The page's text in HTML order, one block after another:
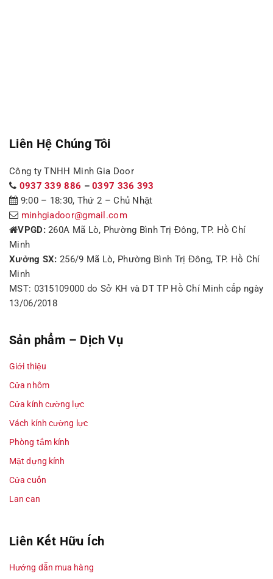
Liên Hệ Chúng Tôi
Công ty TNHH Minh Gia Door
0937 339 886 –0397 336 393
9:00 – 18:30, Thứ 2 – Chủ Nhật
minhgiadoor@gmail.com
VPGD:260A Mã Lò, Phường Bình Trị Đông, TP. Hồ Chí
Minh
Xưởng SX: 256/9 Mã Lò, Phường Bình Trị Đông, TP. Hồ Chí
Minh
MST: 0315109000 do Sở KH và DT TP Hồ Chí Minh cấp ngày
13/06/2018
Sản phẩm – Dịch Vụ
Giới thiệu
Cửa nhôm
Cửa kính cường lực
Vách kính cường lực
Phòng tắm kính
Mặt dựng kính
Cửa cuốn
Lan can
Liên Kết Hữu Ích
Hướng dẫn mua hàng